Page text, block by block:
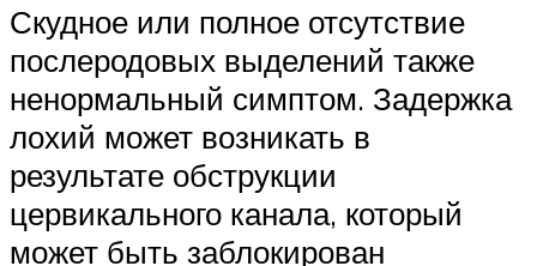
Скудное или полное отсутствие
послеродовых выделений также
ненормальный симптом. Задержка
лохий может возникать в
результате обструкции
цервикального канала, который
может быть заблокирован